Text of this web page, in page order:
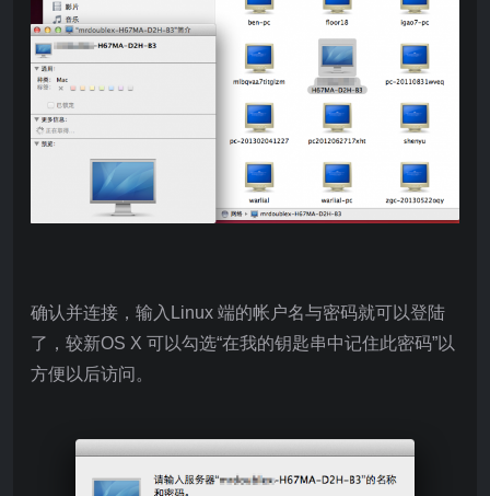
确认并连接，输入Linux 端的帐户名与密码就可以登陆
了，较新OS X 可以勾选“在我的钥匙串中记住此密码”以
方便以后访问。